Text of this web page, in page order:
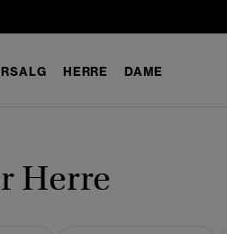
HERRE DAME
Herre